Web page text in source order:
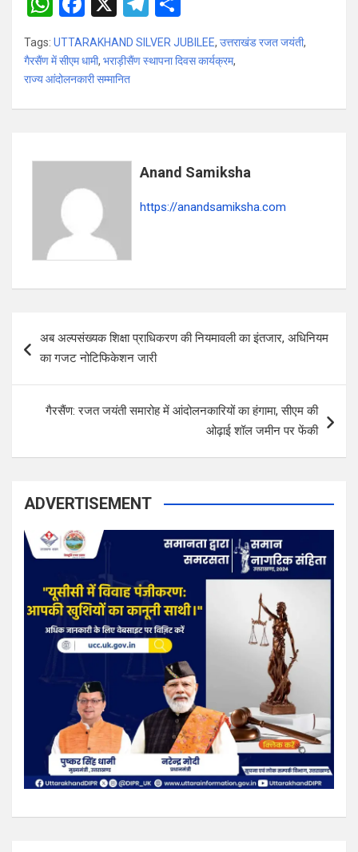
h
at
s
A
p
a
ce
b
o
k
el
e
a
h
ar
Tags: UTTARAKHAND SILVER JUBILEE, उत्तराखंड रजत जयंती,
गैरसैंण में सीएम धामी, भराड़ीसैंण स्थापना दिवस कार्यक्रम,
राज्य आंदोलनकारी सम्मानित
Anand Samiksha
https://anandsamiksha.com
a
अब अल्पसंख्यक शिक्षा प्राधिकरण की नियमावली का इंतजार, अधिनियम
का गजट नोटिफिकेशन जारी
गैरसैंण: रजत जयंती समारोह में आंदोलनकारियों का हंगामा, सीएम की
ओढ़ाई शॉल जमीन पर फेंकी
ADVERTISEMENT